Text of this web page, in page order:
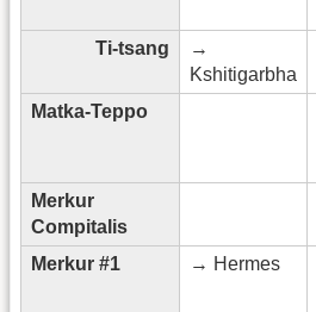
Ti-tsang
→
Kshitigarbha
Matka-Teppo
Merkur
Compitalis
Merkur #1 → Hermes